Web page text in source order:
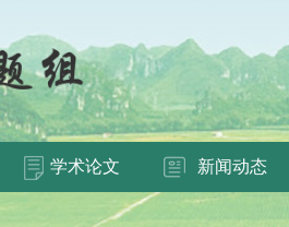
学术论文 新闻动态